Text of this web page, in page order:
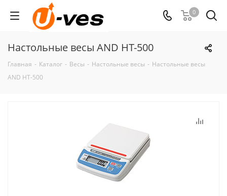
0
Настольные весы AND HT-500
Главная - Каталог - Весы - Настольные весы - Настольные весы
AND HT-500